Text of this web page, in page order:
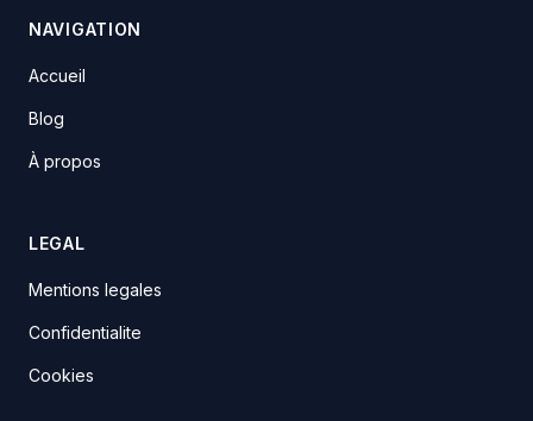
NAVIGATION
Accueil
Blog
À propos
LEGAL
Mentions legales
Confidentialite
Cookies